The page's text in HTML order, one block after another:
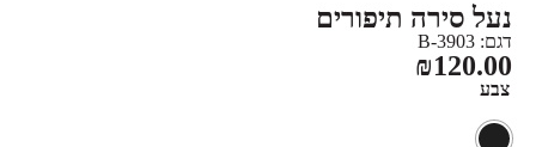
נעל סירה תיפורים
דגם: 3903-B
₪120.00
צבע